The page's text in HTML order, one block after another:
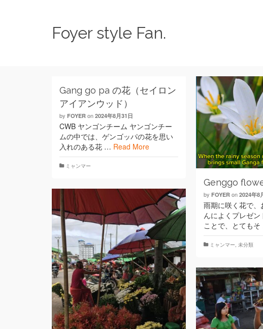
Foyer style Fan.
Gang go pa の花（セイロン
アイアンウッド）
by FOYER on 2024年8月31日
CWB ヤンゴンチーム ヤンゴンチー
ムの中では、ゲンゴッパの花を思い
入れのある花 … Read More
ミャンマー
Genggo
byFOYER on2024年8
雨期に咲く花で、
んによくプレゼン
ことで、とても
ミャンマー,未分類